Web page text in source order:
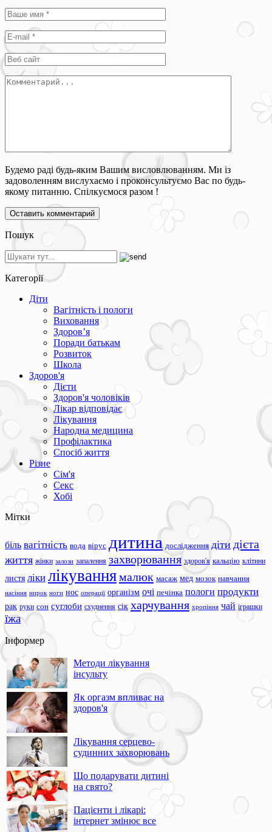
Будемо раді будь-яким Вашим висловлюванням. Ми із
задоволенням вислухаємо і проконсультуємо Вас по будь-
якому питанню. Спілкуємося разом !
Пошук
Категорії
Діти
Вагітність і пологи
Виховання
Здоров’я
Поради батькам
Розвиток
Школа
Здоров'я
Дієти
Здоров'я чоловіків
Лікар відповідає
Лікування
Народна медицина
Профілактика
Спосіб життя
Різне
Сім'я
Секс
Хобі
Мітки
біль вагітність вода вірус дитина дослідження діти дієта
життя жінки залози запалення захворювання здоров'я кальцію клітини
листя ліки лікуваннямалюк масаж мед мозок навчання
насіння нирок ноги нос операції організм очі печінка пологи продукти
рак руки сон суглоби схуднення сік харчування хропіння чай іграшки
їжа
Інформер
Методи лікування
інсульту
Як оргазм впливає на
здоров'я
Лікування серцево-
судинних захворювань
Що подарувати дитині
на свято?
Пацієнти і лікарі:
інтернет змінює все